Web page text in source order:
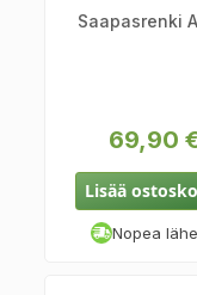
Saapasrenki
69,90
Lisää
Nopea